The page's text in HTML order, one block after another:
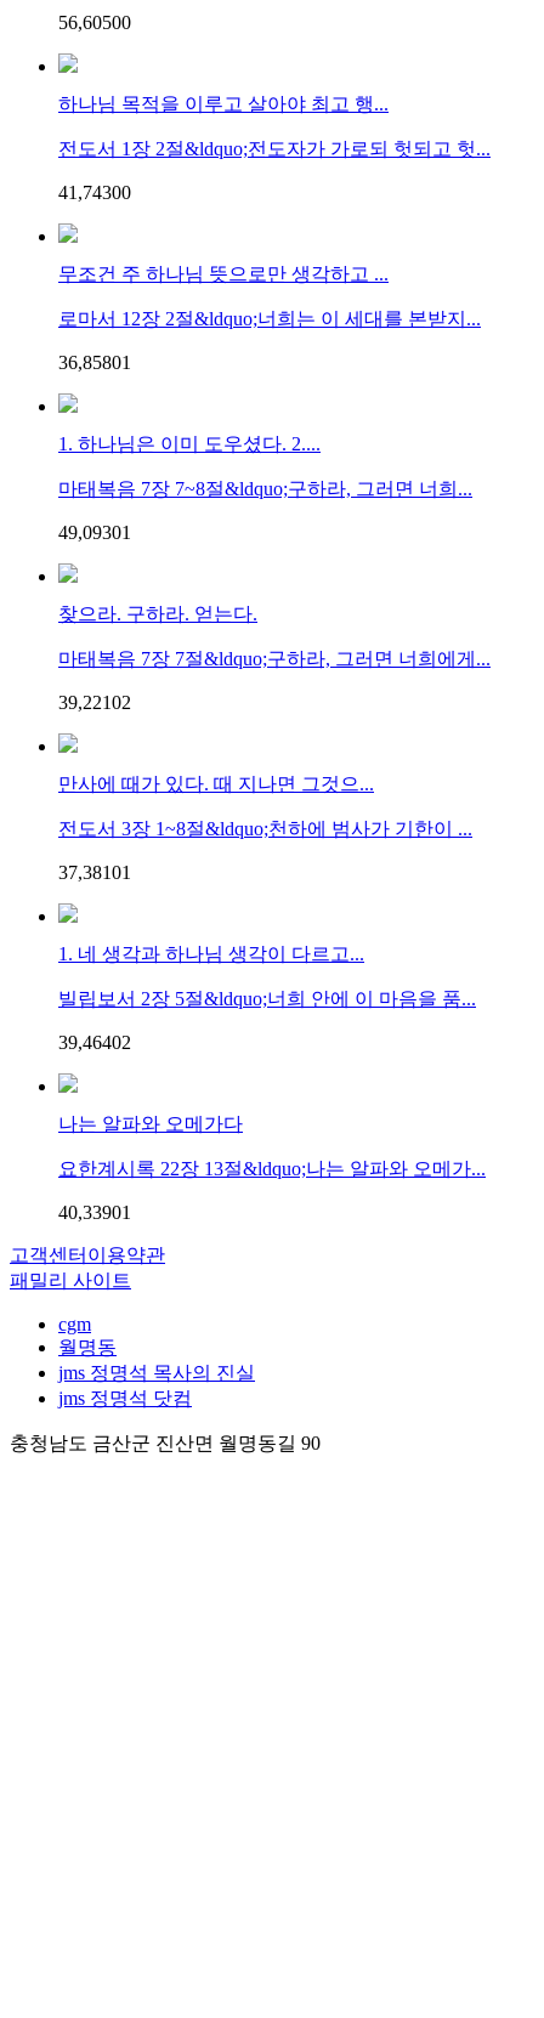
56,60500
하나님 목적을 이루고 살아야 최고 행...
전도서 1장 2절&ldquo;전도자가 가로되 헛되고 헛...
41,74300
무조건 주 하나님 뜻으로만 생각하고 ...
로마서 12장 2절&ldquo;너희는 이 세대를 본받지...
36,85801
1. 하나님은 이미 도우셨다. 2....
마태복음 7장 7~8절&ldquo;구하라, 그러면 너희...
49,09301
찾으라. 구하라. 얻는다.
마태복음 7장 7절&ldquo;구하라, 그러면 너희에게...
39,22102
만사에 때가 있다. 때 지나면 그것으...
전도서 3장 1~8절&ldquo;천하에 범사가 기한이 ...
37,38101
1. 네 생각과 하나님 생각이 다르고...
빌립보서 2장 5절&ldquo;너희 안에 이 마음을 품...
39,46402
나는 알파와 오메가다
요한계시록 22장 13절&ldquo;나는 알파와 오메가...
40,33901
고객센터 이용약관
패밀리 사이트
cgm
월명동
jms 정명석 목사의 진실
jms 정명석 닷컴
충청남도 금산군 진산면 월명동길 90